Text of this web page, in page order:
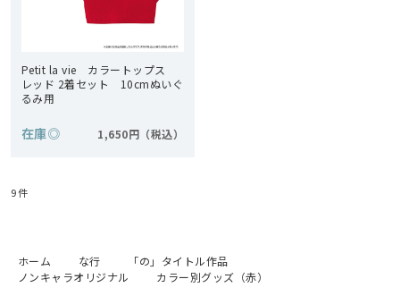
Petit la vie カラートップス
レッド 2着セット 10cmぬいぐ
るみ用
在庫◎ 1,650円
9件
ホーム な行
「の」タイトル作品
ノンキャラオリジナル
カラー別グッズ（赤）